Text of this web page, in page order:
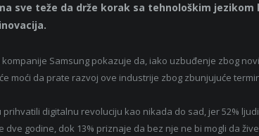
sve teže da drže korak sa tehnološkim
Samsung pokazuje da, iako uzbuđenje zbog
moći da prate razvoj ove industrije zbog zbunjujuće
prihvatili digitalnu revoluciju kao nikada do sad, jer 52%
dve godine, dok 13% priznaje da bez nje ne bi mogli da